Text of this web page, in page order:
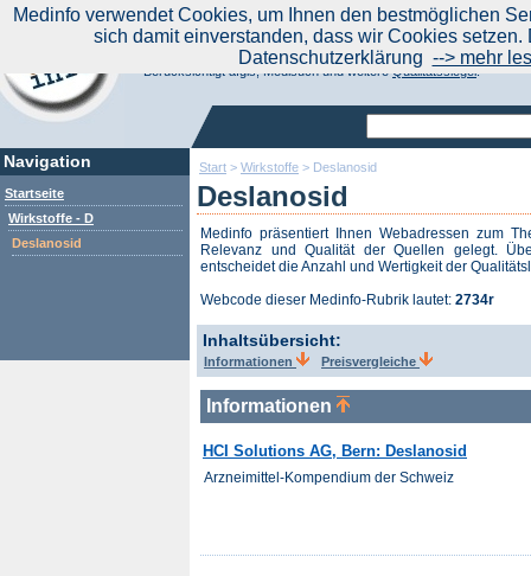
Start > Wirkstoffe > Deslanosid
Deslanosid
Medinfo präsentiert Ihnen Webadressen zum
Relevanz und Qualität der Quellen gelegt.
entscheidet die Anzahl und Wertigkeit der
Webcode dieser Medinfo-Rubrik lautet: 2734r
Inhaltsübersicht:
Informationen Preisvergleiche
Informationen
HCI Solutions AG, Bern: Deslanosid
Arzneimittel-Kompendium der Schweiz
Navigation
Startseite
Wirkstoffe - D
Deslanosid
Aktuelle Nachrichten|
Suchen Sie noch oder Finden Sie schon?
Medinfo.de - Meta-Portal für Gesundheitsthemen
Berücksichtigt afgis, Medisuch und weitereQualitätssiegel.
Medinfo verwendet Cookies, um Ihnen den bestmöglichen
sich damit einverstanden, dass wir Cookies
Datenschutzerklärung --> mehr